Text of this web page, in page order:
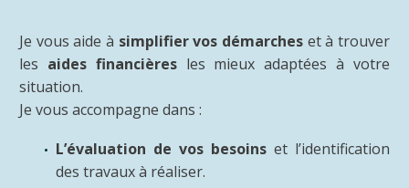
Je vous aide à simplifier vos démarches et à trouver
les aides financièresles mieux adaptées à votre
situation.
Je vous accompagne dans :
L’évaluation de vos besoins et l’identification
des travaux à réaliser.